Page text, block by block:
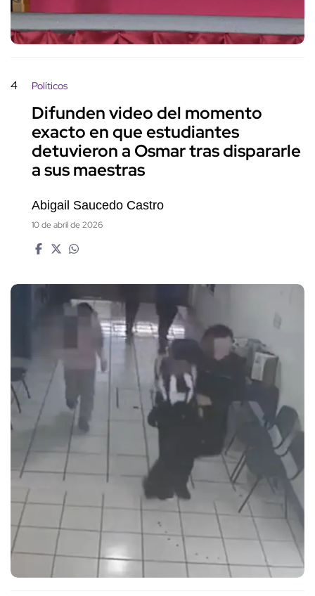
4 Políticos
Difunden video del momento
exacto en que estudiantes
detuvieron a Osmar tras dispararle
a sus maestras
Abigail Saucedo Castro
10 de abril de 2026